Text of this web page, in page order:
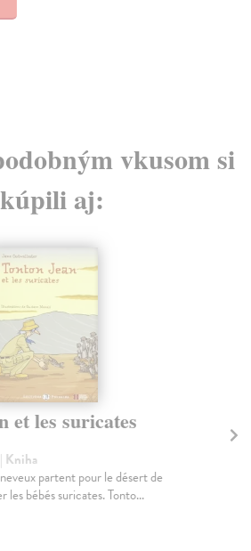
vkusom si
kúpili aj:
et les suricates
| Kniha
partent pour le désert de
les bébés suricates. Tonto...